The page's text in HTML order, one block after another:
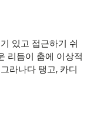
있고 접근하기 쉬
리듬이 춤에 이상적
라나다 탱고, 카디